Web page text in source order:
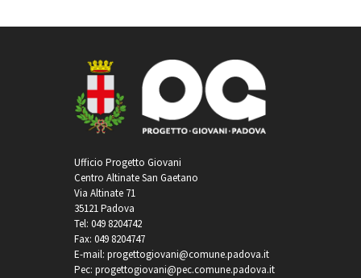
Ufficio Progetto Giovani
Centro Altinate San Gaetano
Via Altinate 71
35121 Padova
Tel: 049 8204742
Fax: 049 8204747
E-mail: progettogiovani@comune.padova.it
Pec: progettogiovani@pec.comune.padova.it